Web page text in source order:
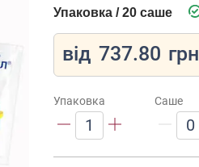
Упаковка / 20 саше
від 737.80 грн
Упаковка
1
Саше
0